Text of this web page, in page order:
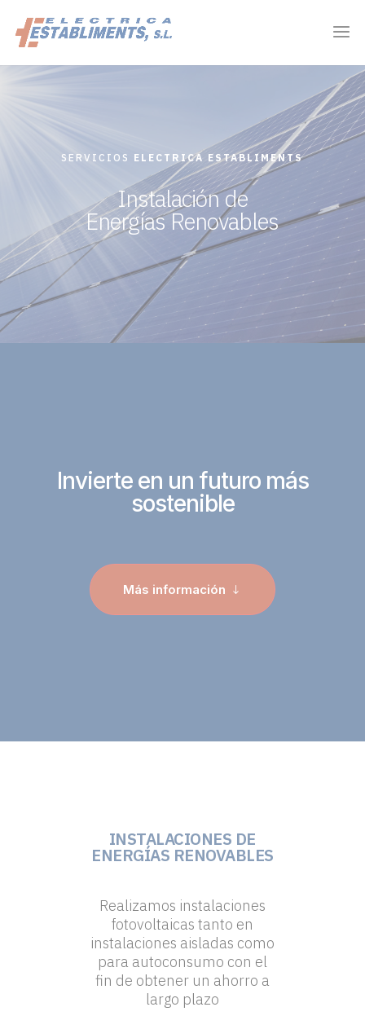
SERVICIOS ELECTRICA ESTABLIMENTS
Instalación de
Energías Renovables
Invierte en un futuro más
sostenible
Más información
INSTALACIONES DE
ENERGÍAS RENOVABLES
Realizamos instalaciones
fotovoltaicas tanto en
instalaciones aisladas como
para autoconsumo con el
fin de obtener un ahorro a
largo plazo